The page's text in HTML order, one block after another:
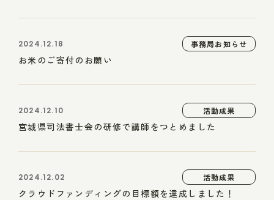
2024.12.18 事務局お知らせ
お米のご寄付のお願い
2024.12.10 活動成果
宮城県司法書士会の研修で講師をつとめました
2024.12.02 活動成果
クラウドファンディングの目標額を達成しました！